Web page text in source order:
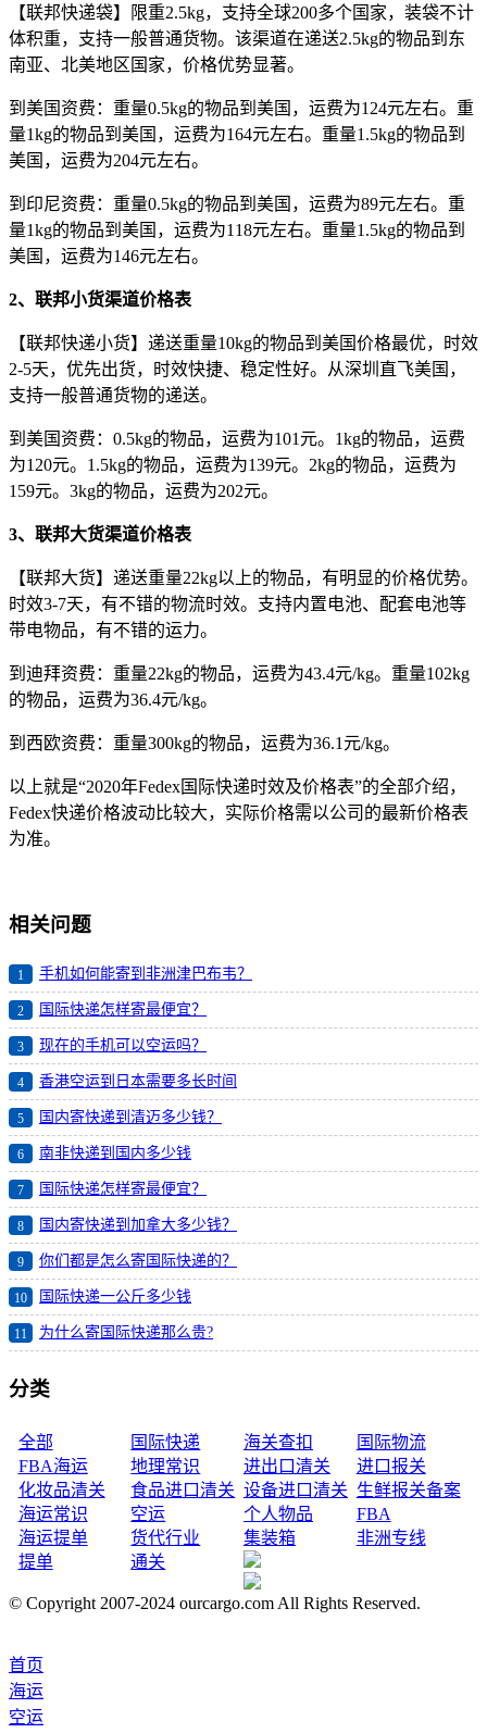
【联邦快递袋】限重2.5kg，支持全球200多个国家，装袋不计
体积重，支持一般普通货物。该渠道在递送2.5kg的物品到东
南亚、北美地区国家，价格优势显著。
到美国资费：重量0.5kg的物品到美国，运费为124元左右。重
量1kg的物品到美国，运费为164元左右。重量1.5kg的物品到
美国，运费为204元左右。
到印尼资费：重量0.5kg的物品到美国，运费为89元左右。重
量1kg的物品到美国，运费为118元左右。重量1.5kg的物品到
美国，运费为146元左右。
2、联邦小货渠道价格表
【联邦快递小货】递送重量10kg的物品到美国价格最优，时效
2-5天，优先出货，时效快捷、稳定性好。从深圳直飞美国，
支持一般普通货物的递送。
到美国资费：0.5kg的物品，运费为101元。1kg的物品，运费
为120元。1.5kg的物品，运费为139元。2kg的物品，运费为
159元。3kg的物品，运费为202元。
3、联邦大货渠道价格表
【联邦大货】递送重量22kg以上的物品，有明显的价格优势。
时效3-7天，有不错的物流时效。支持内置电池、配套电池等
带电物品，有不错的运力。
到迪拜资费：重量22kg的物品，运费为43.4元/kg。重量102kg
的物品，运费为36.4元/kg。
到西欧资费：重量300kg的物品，运费为36.1元/kg。
以上就是“2020年Fedex国际快递时效及价格表”的全部介绍，
Fedex快递价格波动比较大，实际价格需以公司的最新价格表
为准。
相关问题
1 手机如何能寄到非洲津巴布韦？
2 国际快递怎样寄最便宜？
3 现在的手机可以空运吗？
4 香港空运到日本需要多长时间
5 国内寄快递到清迈多少钱？
6 南非快递到国内多少钱
7 国际快递怎样寄最便宜？
8 国内寄快递到加拿大多少钱？
9 你们都是怎么寄国际快递的？
10 国际快递一公斤多少钱
11 为什么寄国际快递那么贵?
分类
全部 国际快递 海关查扣
国际物流
FBA海运
地理常识 进出口清关
进口报关
化妆品清关
食品进口清关 设备进口清关 生鲜报关备案
海运常识
空运 个人物品
FBA
海运提单
货代行业 集装箱
非洲专线
提单
通关
© Copyright 2007-2024 ourcargo.com All Rights Reserved.
首页
海运
空运